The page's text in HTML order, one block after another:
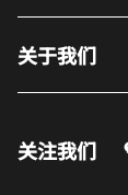
关于我们
关注我们